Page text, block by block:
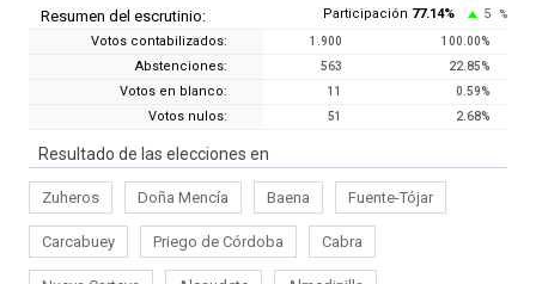
Resumen del escrutinio: Participación 77.14% 5 %
Votos contabilizados: 1.900 100.00%
Abstenciones: 563 22.85%
Votos en blanco: 11 0.59%
Votos nulos: 51 2.68%
Resultado de las elecciones en
Zuheros Doña Mencía Baena Fuente-Tójar
Carcabuey Priego de Córdoba Cabra